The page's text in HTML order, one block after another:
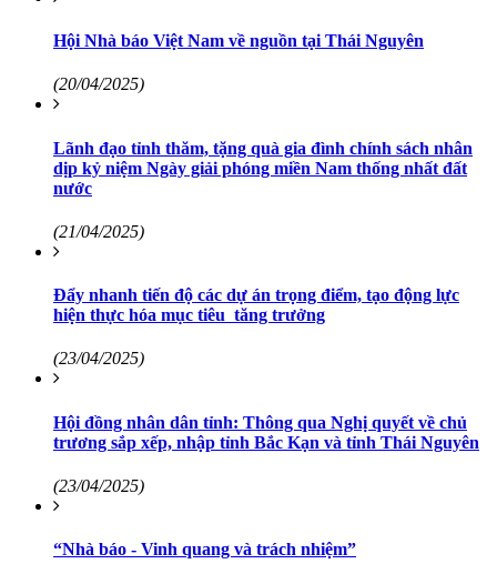
Hội Nhà báo Việt Nam về nguồn tại Thái Nguyên
(20/04/2025)
Lãnh đạo tỉnh thăm, tặng quà gia đình chính sách nhân
dịp kỷ niệm Ngày giải phóng miền Nam thống nhất đất
nước
(21/04/2025)
Đẩy nhanh tiến độ các dự án trọng điểm, tạo động lực
hiện thực hóa mục tiêu tăng trưởng
(23/04/2025)
Hội đồng nhân dân tỉnh: Thông qua Nghị quyết về chủ
trương sắp xếp, nhập tỉnh Bắc Kạn và tỉnh Thái Nguyên
(23/04/2025)
“Nhà báo - Vinh quang và trách nhiệm”